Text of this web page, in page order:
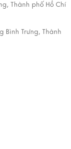
Thành phố Hồ Chí
Bình Trưng, Thành